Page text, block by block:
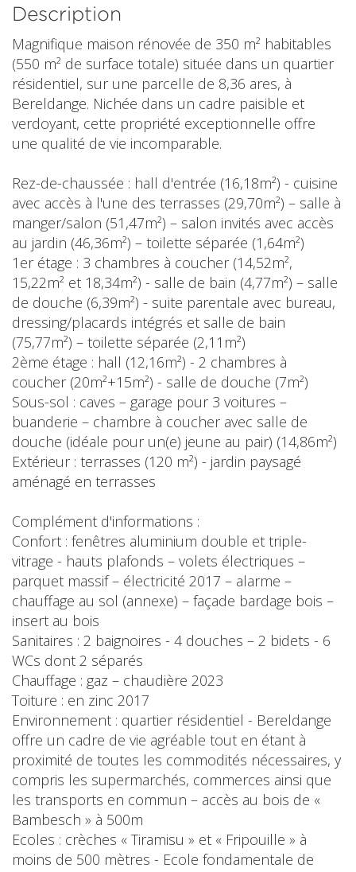
Description
Magnifique maison rénovée de 350 m² habitables
(550 m² de surface totale) située dans un quartier
résidentiel, sur une parcelle de 8,36 ares, à
Bereldange. Nichée dans un cadre paisible et
verdoyant, cette propriété exceptionnelle offre
une qualité de vie incomparable.
Rez-de-chaussée : hall d'entrée (16,18m²) - cuisine
avec accès à l'une des terrasses (29,70m²) – salle à
manger/salon (51,47m²) – salon invités avec accès
au jardin (46,36m²) – toilette séparée (1,64m²)
1er étage : 3 chambres à coucher (14,52m²,
15,22m² et 18,34m²) - salle de bain (4,77m²) – salle
de douche (6,39m²) - suite parentale avec bureau,
dressing/placards intégrés et salle de bain
(75,77m²) – toilette séparée (2,11m²)
2ème étage : hall (12,16m²) - 2 chambres à
coucher (20m²+15m²) - salle de douche (7m²)
Sous-sol : caves – garage pour 3 voitures –
buanderie – chambre à coucher avec salle de
douche (idéale pour un(e) jeune au pair) (14,86m²)
Extérieur : terrasses (120 m²) - jardin paysagé
aménagé en terrasses
Complément d'informations :
Confort : fenêtres aluminium double et triple-
vitrage - hauts plafonds – volets électriques –
parquet massif – électricité 2017 – alarme –
chauffage au sol (annexe) – façade bardage bois –
insert au bois
Sanitaires : 2 baignoires - 4 douches – 2 bidets - 6
WCs dont 2 séparés
Chauffage : gaz – chaudière 2023
Toiture : en zinc 2017
Environnement : quartier résidentiel - Bereldange
offre un cadre de vie agréable tout en étant à
proximité de toutes les commodités nécessaires, y
compris les supermarchés, commerces ainsi que
les transports en commun – accès au bois de «
Bambesch » à 500m
Ecoles : crèches « Tiramisu » et « Fripouille » à
moins de 500 mètres - Ecole fondamentale de